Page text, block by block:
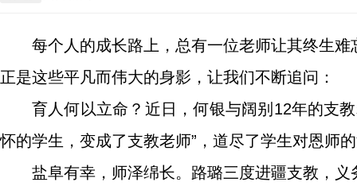
每个人的成长路上，总有一位老师让其终生
正是这些平凡而伟大的身影，让我们不断追问：
育人何以立命？近日，何银与阔别12年的支
怀的学生，变成了支教老师”，道尽了学生对恩师
盐阜有幸，师泽绵长。路璐三度进疆支教，